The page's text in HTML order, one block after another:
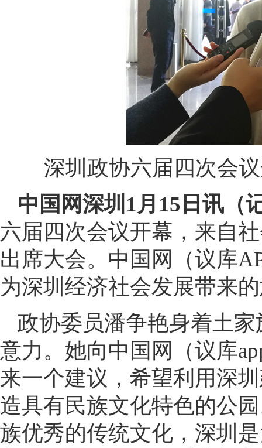
深圳政协六届四次会
中国网深圳1月15日讯（
六届四次会议开幕，来自
出席大会。中国网（议库
为深圳经济社会发展带来
政协委员潘争艳身着土
意力。她向中国网（议库
来一个建议，希望利用深
造具有民族文化特色的公
族优秀的传统文化，深圳